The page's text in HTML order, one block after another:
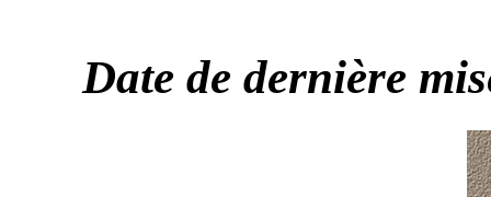
Date de dernière